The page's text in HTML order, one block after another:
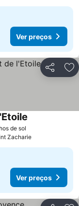
Ver preços
Partilhar
de sol
Zacharie
Ver preços